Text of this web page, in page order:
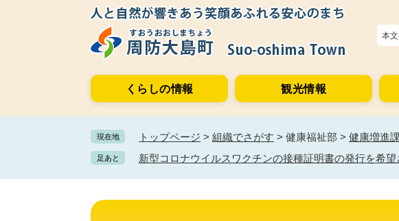
本
くらしの情報 観光情報
現在地 トップページ > 組織でさがす > 健康福祉部 > 健康増進課
足あと 新型コロナウイルスワクチンの接種証明書の発行を希
本